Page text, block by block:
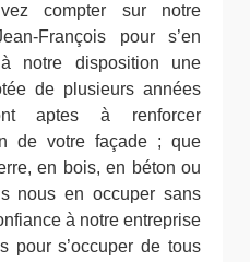
compter sur notre
François pour s’en
notre disposition une
de plusieurs années
aptes à renforcer
de votre façade ; que
en bois, en béton ou
nous en occuper sans
à notre entreprise
pour s’occuper de tous